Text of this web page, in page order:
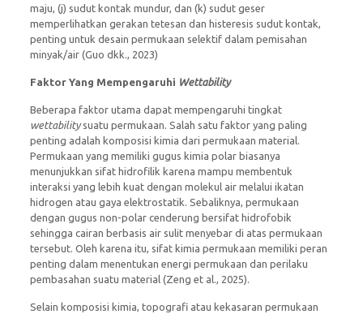
maju, (j) sudut kontak mundur, dan (k) sudut geser
memperlihatkan gerakan tetesan dan histeresis sudut kontak,
penting untuk desain permukaan selektif dalam pemisahan
minyak/air (Guo dkk., 2023)
Faktor Yang Mempengaruhi Wettability
Beberapa faktor utama dapat mempengaruhi tingkat
wettabilitysuatu permukaan. Salah satu faktor yang paling
penting adalah komposisi kimia dari permukaan material.
Permukaan yang memiliki gugus kimia polar biasanya
menunjukkan sifat hidrofilik karena mampu membentuk
interaksi yang lebih kuat dengan molekul air melalui ikatan
hidrogen atau gaya elektrostatik. Sebaliknya, permukaan
dengan gugus non-polar cenderung bersifat hidrofobik
sehingga cairan berbasis air sulit menyebar di atas permukaan
tersebut. Oleh karena itu, sifat kimia permukaan memiliki peran
penting dalam menentukan energi permukaan dan perilaku
pembasahan suatu material (Zeng et al., 2025).
Selain komposisi kimia, topografi atau kekasaran permukaan